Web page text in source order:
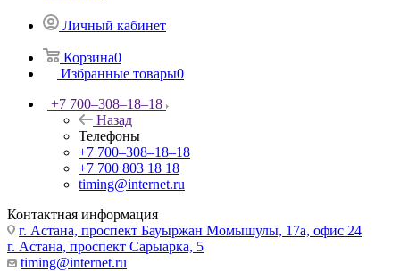
Личный кабинет
Корзина0
Избранные товары0
+7 700‒308‒18‒18
Назад
Телефоны
+7 700‒308‒18‒18
+7 700 803 18 18
timing@internet.ru
Контактная информация
г. Астана, проспект Бауыржан Момышулы, 17а, офис 24
г. Астана, проспект Сарыарка, 5
timing@internet.ru